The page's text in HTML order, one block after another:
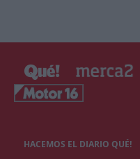
HACEMOS EL DIARIO QUÉ!